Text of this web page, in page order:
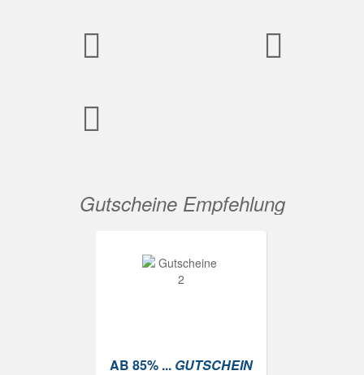
Gutscheine Empfehlung
AB 85% ... GUTSCHEIN